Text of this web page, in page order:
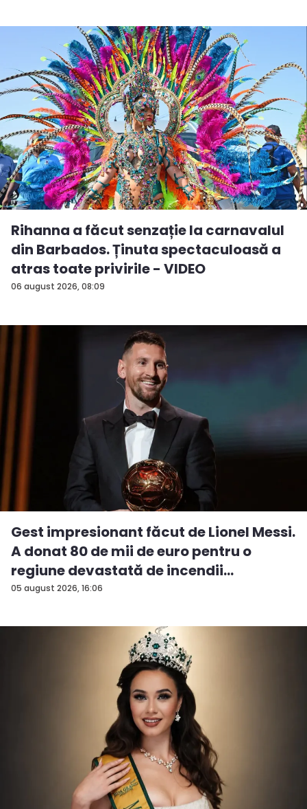
06 august 2026, 08:09
Rihanna a făcut senzație la carnavalul
din Barbados. Ținuta spectaculoasă a
atras toate privirile - VIDEO
05 august 2026, 16:06
Gest impresionant făcut de Lionel Messi.
A donat 80 de mii de euro pentru o
regiune devastată de incendii